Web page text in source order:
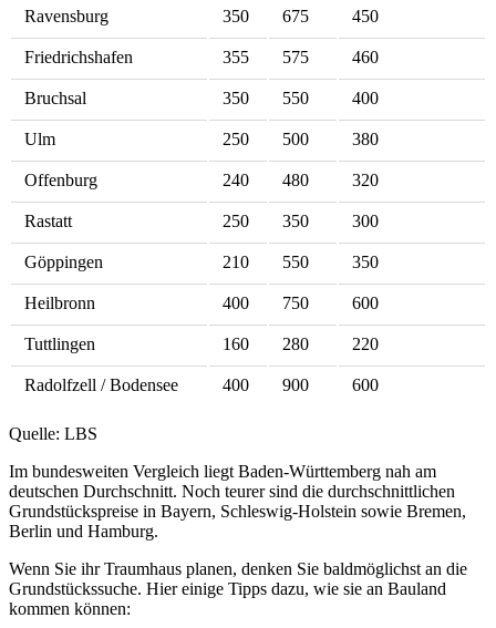
Ravensburg 350 675 450
Friedrichshafen 355 575 460
Bruchsal 350 550 400
Ulm 250 500 380
Offenburg 240 480 320
Rastatt 250 350 300
Göppingen 210 550 350
Heilbronn 400 750 600
Tuttlingen 160 280 220
Radolfzell / Bodensee 400 900 600
Quelle: LBS
Im bundesweiten Vergleich liegt Baden-Württemberg nah am
deutschen Durchschnitt. Noch teurer sind die durchschnittlichen
Grundstückspreise in Bayern, Schleswig-Holstein sowie Bremen,
Berlin und Hamburg.
Wenn Sie ihr Traumhaus planen, denken Sie baldmöglichst an die
Grundstückssuche. Hier einige Tipps dazu, wie sie an Bauland
kommen können: